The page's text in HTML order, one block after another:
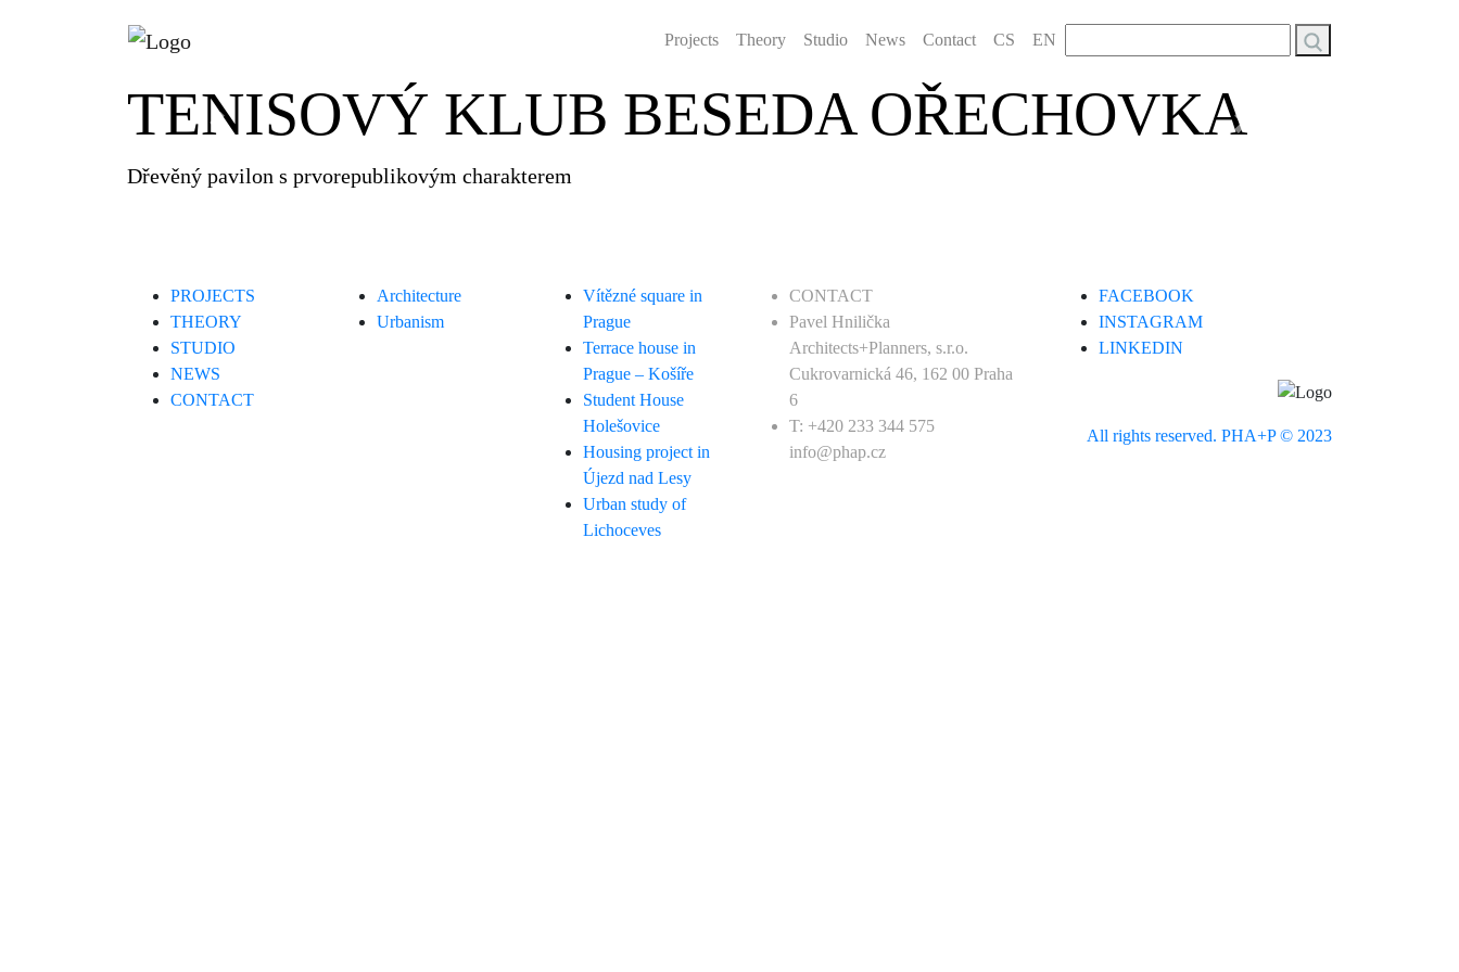
Projects Theory Studio News Contact CS EN
TENISOVÝ KLUB BESEDA OŘECHOVKA
Dřevěný pavilon s prvorepublikovým charakterem
Previous Next
PROJECTS
THEORY
STUDIO
NEWS
CONTACT
Architecture
Urbanism
Vítězné square in
Prague
Terrace house in
Prague – Košíře
Student House
Holešovice
Housing project in
Újezd nad Lesy
Urban study of
Lichoceves
CONTACT
Pavel Hnilička
Architects+Planners, s.r.o.
Cukrovarnická 46, 162 00 Praha
6
T: +420 233 344 575
info@phap.cz
FACEBOOK
INSTAGRAM
LINKEDIN
All rights reserved. PHA+P © 2023